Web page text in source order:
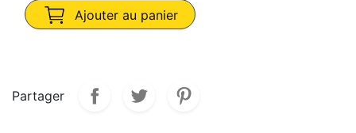
Ajouter au panier
Partager